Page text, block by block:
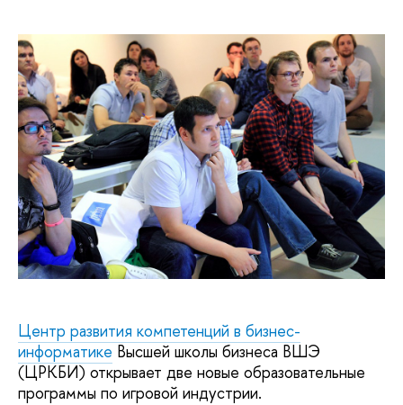
Центр развития компетенций в бизнес-
информатике Высшей школы бизнеса ВШЭ
(ЦРКБИ) открывает две новые образовательные
программы по игровой индустрии.